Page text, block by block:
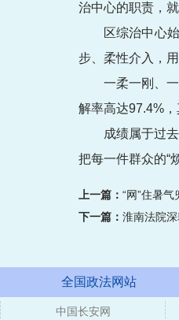
治中心的职责，
区综治中心
步、柔性介入，
一柔一刚、
解率高达97.4%
成绩属于过
把每一件群众的“
上一篇： “网”住暑气
下一篇： 淮南法院
全国政法网站
中国长安网